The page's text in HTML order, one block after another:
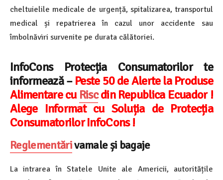
cheltuielile medicale de urgență, spitalizarea, transportul
medical și repatrierea în cazul unor accidente sau
îmbolnăviri survenite pe durata călătoriei.
InfoCons Protecția Consumatorilor te
informează – Peste 50 de Alerte la Produse
Alimentare cu Riscdin Republica Ecuador !
Alege Informat cu Soluția de Protecția
Consumatorilor InfoCons !
Reglementărivamale și bagaje
La intrarea în Statele Unite ale Americii, autoritățile